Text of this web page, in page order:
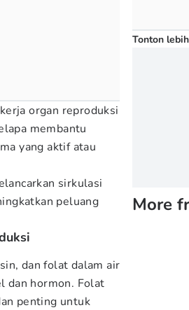
organ reproduksi
membantu
yang aktif atau
sirkulasi
peluang
dan folat dalam air
dan hormon. Folat
penting untuk
Tonton
More